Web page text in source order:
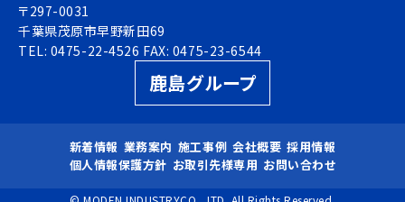
〒297-0031
千葉県茂原市早野新田69
TEL: 0475-22-4526 FAX: 0475-23-6544
鹿島グループ
新着情報 業務案内 施工事例 会社概要 採用情報
個人情報保護方針 お取引先様専用 お問い合わせ